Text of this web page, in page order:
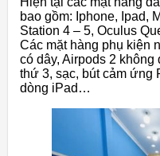
bao gồm: Iphone, Ipad,
Station 4 – 5, Oculus
Các mặt hàng phụ kiện
có dây, Airpods 2 không
thứ 3, sạc, bút cảm ứng
dòng iPad…